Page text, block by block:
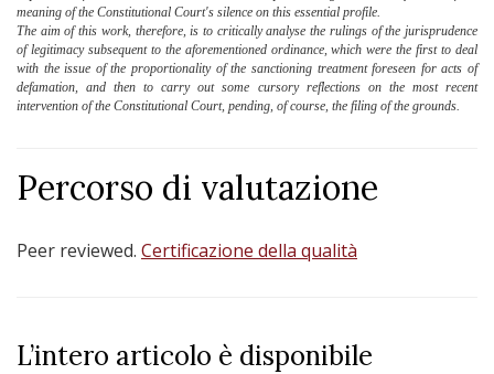
meaning of the Constitutional Court's silence on this essential profile.
The aim of this work, therefore, is to critically analyse the rulings of the jurisprudence
of legitimacy subsequent to the aforementioned ordinance, which were the first to deal
with the issue of the proportionality of the sanctioning treatment foreseen for acts of
defamation, and then to carry out some cursory reflections on the most recent
intervention of the Constitutional Court, pending, of course, the filing of the grounds.
Percorso di valutazione
Peer reviewed. Certificazione della qualità
L’intero articolo è disponibile